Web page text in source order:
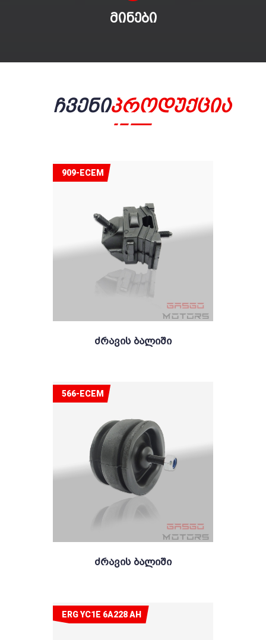
ᲛᲘᲜᲔᲑᲘ
ᲩვენიᲞროდუქცია
Ძრავის Ბალიში
909-ECEM
Ძრავის Ბალიში
566-ECEM
ERG YC1E 6A228 AH